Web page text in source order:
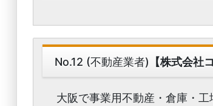
No.12 (不動産業者) 【株式会社
大阪で事業用不動産・倉庫・工